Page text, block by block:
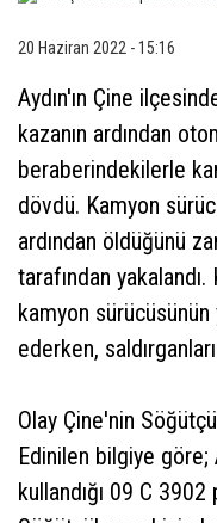
20 Haziran 2022 - 15:16
Aydın'ın Çine
kazanın ardından
beraberindekilerle
dövdü. Kamyon
ardından öldüğünü
tarafından yakalandı.
kamyon
ederken,
Olay Çine'nin
Edinilen bilgiye göre;
kullandığı 09 C